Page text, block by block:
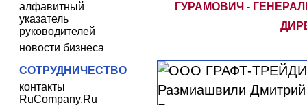
алфавитный
указатель
руководителей
новости бизнеса
СОТРУДНИЧЕСТВО
контакты
RuCompany.Ru
ГУРАМОВИЧ -